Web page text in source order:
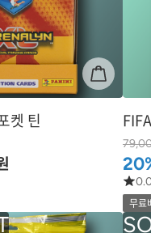
켓 틴
무료